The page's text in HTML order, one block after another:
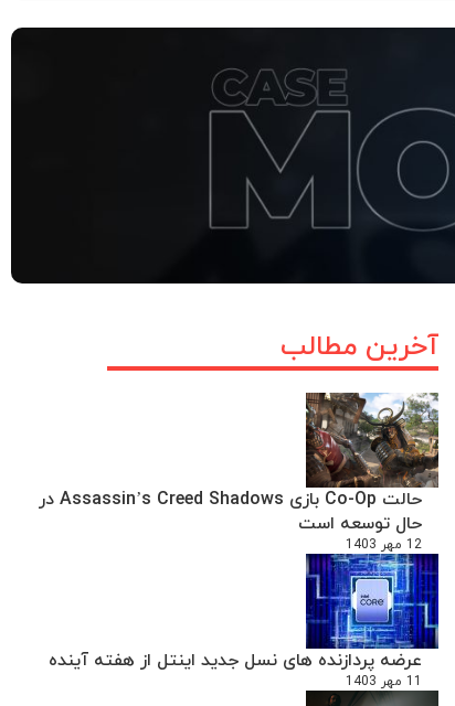
آخرین مطالب
حالت Co-Op بازی Assassin’s Creed Shadows در
حال توسعه است
12 مهر 1403
عرضه پردازنده های نسل جدید اینتل از هفته آینده
11 مهر 1403